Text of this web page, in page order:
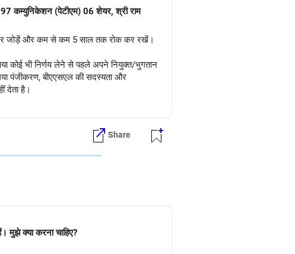
कम्युनिकेशन (पेटीएम) 06 शेयर, श्री राम
और जोड़ें और कम से कम 5 साल तक रोक कर रखें।
कोई भी निर्णय लेने से पहले अपने नियुक्त/भुगतान
पंजीकरण, बीएएसएल की सदस्यता और
देता है।
Share
क्या करना चाहिए?